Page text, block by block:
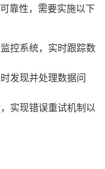
靠性，需要实施以下
控系统，实时跟踪数
发现并处理数据问
实现错误重试机制以